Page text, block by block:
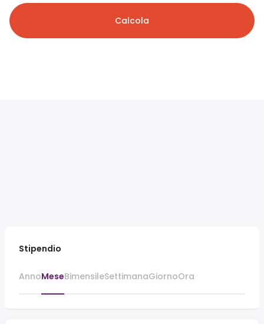
Calcola
Stipendio
AnnoMeseBimensileSettimanaGiornoOra